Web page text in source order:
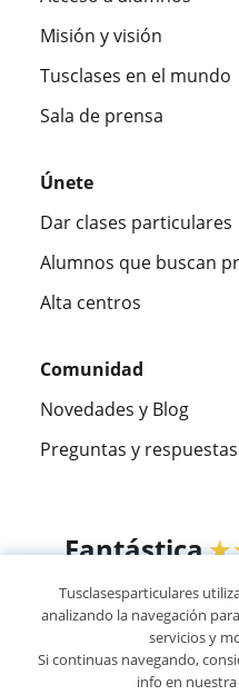
Misión y visión
Tusclases en el mundo
Sala de prensa
Únete
Dar clases particulares
Alumnos que buscan
Alta centros
Comunidad
Novedades y Blog
Preguntas y respuestas
Fantástica
305915
© 2007 - 2026
Tusclasesparticulares
analizando la navegación
servicios y
Si continuas navegando,
info en nuestra